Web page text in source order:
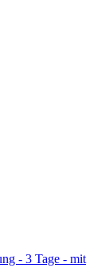
- 3 Tage - mit